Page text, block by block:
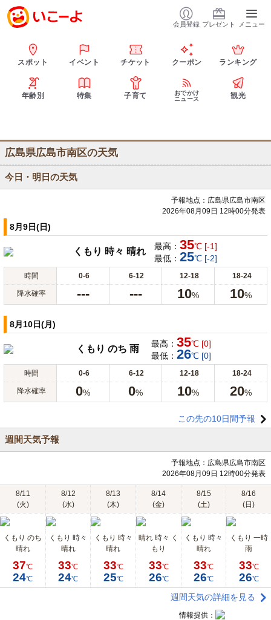
会員登録 プレゼント メニュー
スポット イベント チケット クーポン ランキング
年齢別 特集 子育て
おでかけ
ニュース
観光
広島県広島市南区の天気
今日・明日の天気
予報地点：広島県広島市南区
2026年08月09日 12時00分発表
8月9日(日)
くもり 時々 晴れ 最高： 35℃ [-1]
最低： 25℃ [-2]
時間 0-6 6-12 12-18 18-24
降水確率 --- --- 10% 10%
8月10日(月)
くもり のち 雨 最高： 35℃ [0]
最低： 26℃ [0]
時間 0-6 6-12 12-18 18-24
降水確率 0% 0% 10% 20%
この先の10日間予報
週間天気予報
予報地点：広島県広島市南区
2026年08月09日 12時00分発表
8/11
(火)
8/12
(水)
8/13
(木)
8/14
(金)
8/15
(土)
8/16
(日)
くもり のち
晴れ
くもり 時々
晴れ
くもり 時々
晴れ
晴れ 時々 く
もり
くもり 時々
晴れ
くもり 一時
雨
37℃
24℃
33℃
24℃
33℃
25℃
33℃
26℃
33℃
26℃
33℃
26℃
週間天気の詳細を見る
情報提供：